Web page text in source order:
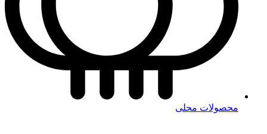
محصولات محلی